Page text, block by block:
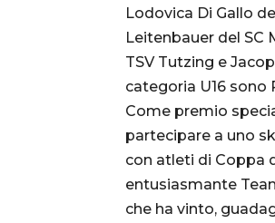
Lodovica Di Gallo
Leitenbauer del SC
TSV Tutzing e
categoria U16 sono
Come premio
partecipare a uno
con atleti di Coppa
entusiasmante
che ha vinto,